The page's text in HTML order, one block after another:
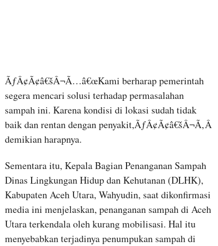
ÃƒÂ¢Ã¢â€šÂ¬Ã…â€œKami berharap pemerintah
segera mencari solusi terhadap permasalahan
sampah ini. Karena kondisi di lokasi sudah tidak
baik dan rentan dengan penyakit,ÃƒÂ¢Ã¢â€šÂ¬Ã‚Â
demikian harapnya.
Sementara itu, Kepala Bagian Penanganan Sampah
Dinas Lingkungan Hidup dan Kehutanan (DLHK),
Kabupaten Aceh Utara, Wahyudin, saat dikonfirmasi
media ini menjelaskan, penanganan sampah di Aceh
Utara terkendala oleh kurang mobilisasi. Hal itu
menyebabkan terjadinya penumpukan sampah di